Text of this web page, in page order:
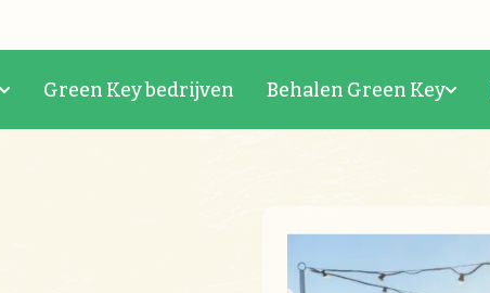
Green Key bedrijven Behalen Green Key